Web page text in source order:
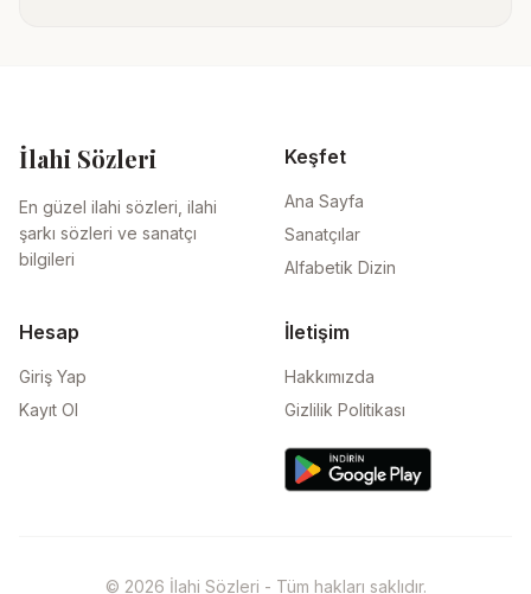
İlahi Sözleri
En güzel ilahi sözleri, ilahi
şarkı sözleri ve sanatçı
bilgileri
Keşfet
Ana Sayfa
Sanatçılar
Alfabetik Dizin
Hesap
Giriş Yap
Kayıt Ol
İletişim
Hakkımızda
Gizlilik Politikası
© 2026 İlahi Sözleri - Tüm hakları saklıdır.